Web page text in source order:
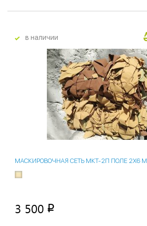
в наличии
МАСКИРОВОЧНАЯ СЕТЬ МКТ-2П ПОЛЕ 2Х6 М
3 500 p